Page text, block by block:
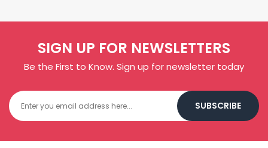
SIGN UP FOR NEWSLETTERS
Be the First to Know. Sign up for newsletter today
SUBSCRIBE